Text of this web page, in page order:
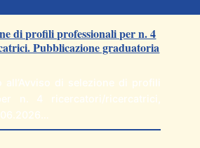
di profili professionali per n. 4
Pubblicazione graduatoria
all’Avviso di selezione di profili
n. 4 ricercatori/ricercatrici,